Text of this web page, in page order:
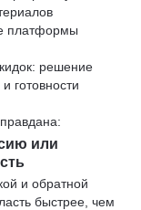
платформы
решение
готовности
или
и обратной
быстрее, чем